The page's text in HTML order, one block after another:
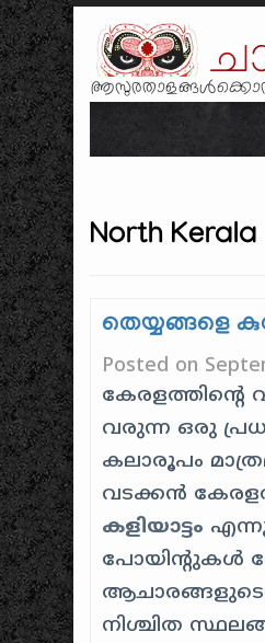
North Kerala
തെയ്യങ്ങളെ
Posted on
കേരളത്തിൻ്റെ
വരുന്ന ഒരു
കലാരൂപം
വടക്കൻ
കളിയാട്ടം
പോയിൻ്റുകൾ
നിശ്ചിത